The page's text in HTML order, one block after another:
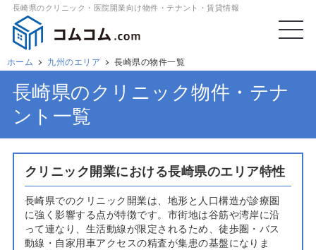
長崎県のクリニック・医院開業向け物件・テナント・賃貸情報
ホーム 九州のエリア 長崎県の物件一覧
長崎県のクリニック物件・テナ
ント一覧
クリニック開業における長崎県のエリア特性
長崎県でのクリニック開業は、地形と人口構造が診療圏
に強く影響する点が特徴です。市街地は谷筋や湾岸に沿
って連なり、生活動線が限定されるため、徒歩圏・バス
動線・自家用車アクセスの精査が集患の基盤になりま